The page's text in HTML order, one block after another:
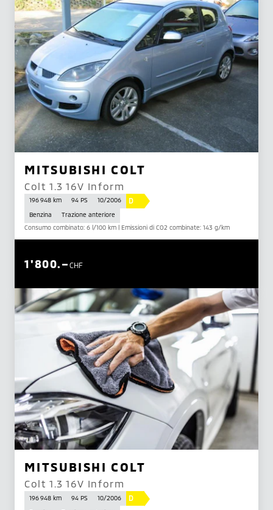
MITSUBISHI COLT
Colt 1.3 16V Inform
196 948 km 94 PS 10/2006 D
Benzina
Trazione anteriore
Consumo combinato: 6 l/100 km | Emissioni di CO2 combinate: 143 g/km
CHF
1'800.–
MITSUBISHI COLT
Colt 1.3 16V Inform
196 948 km 94 PS 10/2006 D